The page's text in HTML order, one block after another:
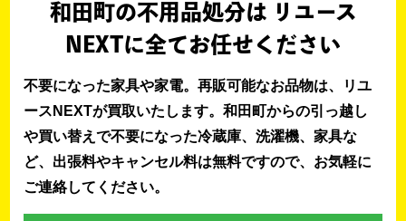
和田町の不用品処分は リユース
NEXTに全てお任せください
不要になった家具や家電。再販可能なお品物は、リユ
ースNEXTが買取いたします。和田町からの引っ越し
や買い替えで不要になった冷蔵庫、洗濯機、家具な
ど、出張料やキャンセル料は無料ですので、お気軽に
ご連絡してください。